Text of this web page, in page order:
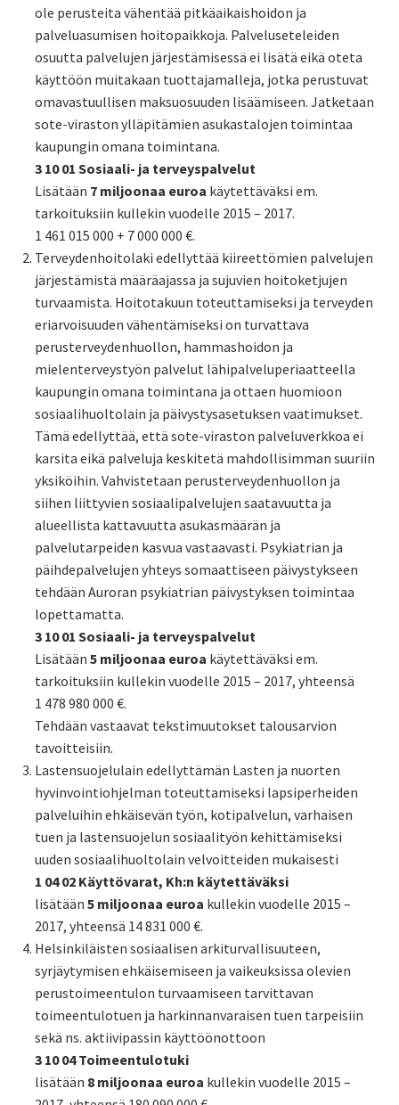
ole perusteita vähentää pitkäaikaishoidon ja
palveluasumisen hoitopaikkoja. Palveluseteleiden
osuutta palvelujen järjestämisessä ei lisätä eikä oteta
käyttöön muitakaan tuottajamalleja, jotka perustuvat
omavastuullisen maksuosuuden lisäämiseen. Jatketaan
sote-viraston ylläpitämien asukastalojen toimintaa
kaupungin omana toimintana.
3 10 01 Sosiaali- ja terveyspalvelut
Lisätään 7 miljoonaa euroa käytettäväksi em.
tarkoituksiin kullekin vuodelle 2015 – 2017.
1 461 015 000 + 7 000 000 €.
Terveydenhoitolaki edellyttää kiireettömien palvelujen
järjestämistä määräajassa ja sujuvien hoitoketjujen
turvaamista. Hoitotakuun toteuttamiseksi ja terveyden
eriarvoisuuden vähentämiseksi on turvattava
perusterveydenhuollon, hammashoidon ja
mielenterveystyön palvelut lähipalveluperiaatteella
kaupungin omana toimintana ja ottaen huomioon
sosiaalihuoltolain ja päivystysasetuksen vaatimukset.
Tämä edellyttää, että sote-viraston palveluverkkoa ei
karsita eikä palveluja keskitetä mahdollisimman suuriin
yksiköihin. Vahvistetaan perusterveydenhuollon ja
siihen liittyvien sosiaalipalvelujen saatavuutta ja
alueellista kattavuutta asukasmäärän ja
palvelutarpeiden kasvua vastaavasti. Psykiatrian ja
päihdepalvelujen yhteys somaattiseen päivystykseen
tehdään Auroran psykiatrian päivystyksen toimintaa
lopettamatta.
3 10 01 Sosiaali- ja terveyspalvelut
Lisätään 5 miljoonaa euroa käytettäväksi em.
tarkoituksiin kullekin vuodelle 2015 – 2017, yhteensä
1 478 980 000 €.
Tehdään vastaavat tekstimuutokset talousarvion
tavoitteisiin.
Lastensuojelulain edellyttämän Lasten ja nuorten
hyvinvointiohjelman toteuttamiseksi lapsiperheiden
palveluihin ehkäisevän työn, kotipalvelun, varhaisen
tuen ja lastensuojelun sosiaalityön kehittämiseksi
uuden sosiaalihuoltolain velvoitteiden mukaisesti
1 04 02 Käyttövarat, Kh:n käytettäväksi
lisätään 5 miljoonaa euroa kullekin vuodelle 2015 –
2017, yhteensä 14 831 000 €.
Helsinkiläisten sosiaalisen arkiturvallisuuteen,
syrjäytymisen ehkäisemiseen ja vaikeuksissa olevien
perustoimeentulon turvaamiseen tarvittavan
toimeentulotuen ja harkinnanvaraisen tuen tarpeisiin
sekä ns. aktiivipassin käyttöönottoon
3 10 04 Toimeentulotuki
lisätään 8 miljoonaa euroa kullekin vuodelle 2015 –